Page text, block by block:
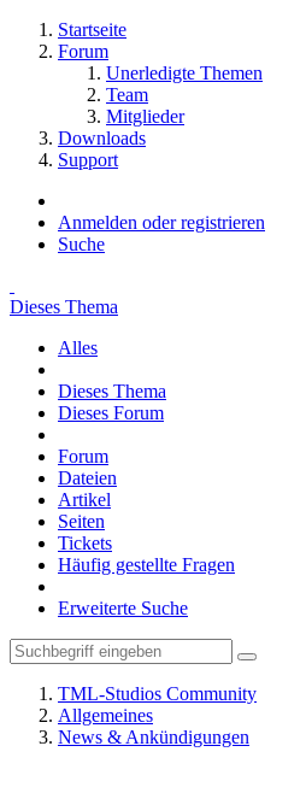
Startseite
Forum
Unerledigte Themen
Team
Mitglieder
Downloads
Support
Anmelden oder registrieren
Suche
Dieses Thema
Alles
Dieses Thema
Dieses Forum
Forum
Dateien
Artikel
Seiten
Tickets
Häufig gestellte Fragen
Erweiterte Suche
TML-Studios Community
Allgemeines
News & Ankündigungen